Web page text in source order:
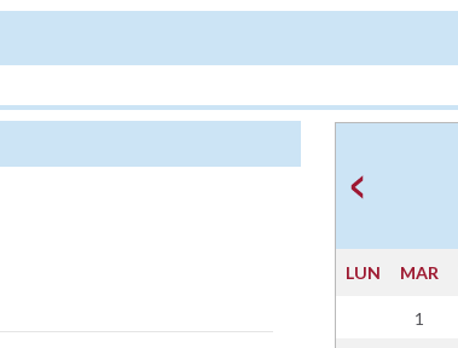
LUN MAR
1